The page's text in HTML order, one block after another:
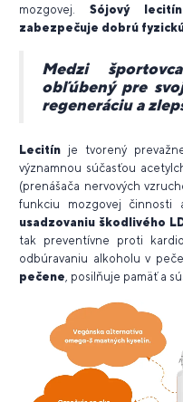
mozgovej. Sójový lecitín
zabezpečuje dobrú
Medzi
obľúbený pre
regeneráciu a
Lecitín je tvorený
významnou súčasťou
(prenášača nervových
funkciu mozgovej činnosti
usadzovaniu škodlivého
tak preventívne proti
odbúravaniu alkoholu v
pečene, posilňuje pamäť a